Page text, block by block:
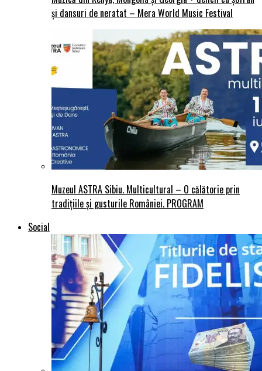
și dansuri de neratat – Mera World Music Festival
Muzeul ASTRA Sibiu. Multicultural – O călătorie prin
tradițiile și gusturile României. PROGRAM
Social